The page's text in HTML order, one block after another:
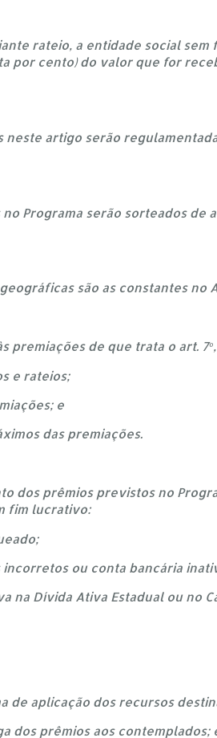
rateio, a entidade social
por cento) do valor que for
neste artigo serão
no Programa serão sorteados
são as constantes no
premiações de que trata o art.
e rateios;
e
das premiações.
dos prêmios previstos no
fim lucrativo:
ou conta bancária
na Dívida Ativa Estadual ou no
de aplicação dos recursos
dos prêmios aos contemplados;